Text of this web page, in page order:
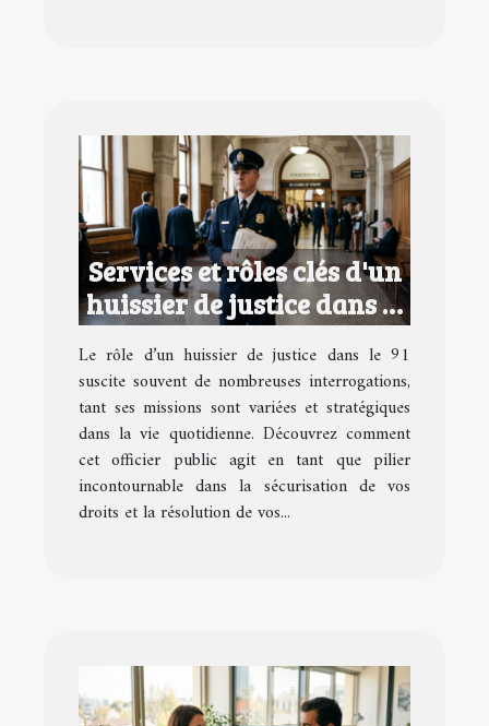
Services et rôles clés d'un
huissier de justice dans le
91
Le rôle d’un huissier de justice dans le 91
suscite souvent de nombreuses interrogations,
tant ses missions sont variées et stratégiques
dans la vie quotidienne. Découvrez comment
cet officier public agit en tant que pilier
incontournable dans la sécurisation de vos
droits et la résolution de vos...